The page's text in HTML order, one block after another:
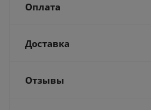
Оплата
Доставка
Отзывы